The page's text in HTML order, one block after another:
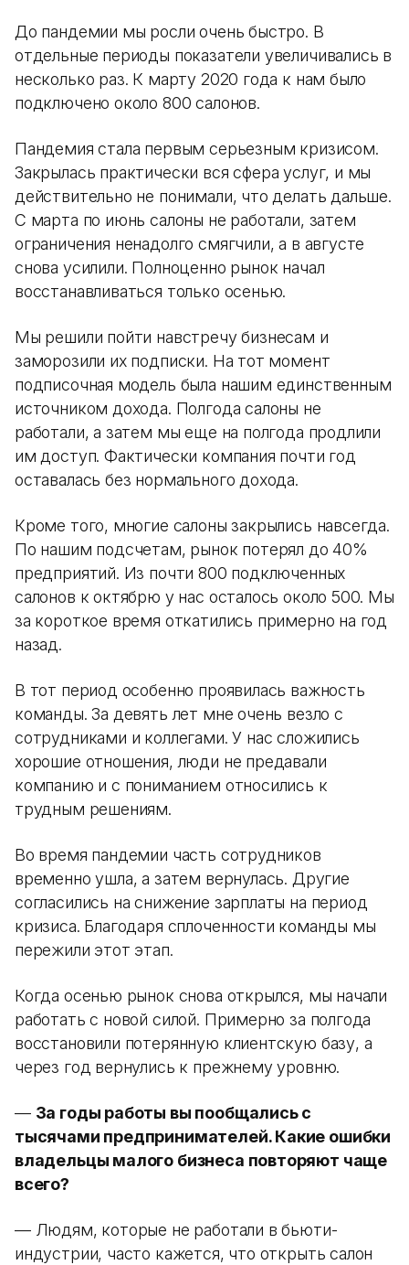
До пандемии мы росли очень быстро. В
отдельные периоды показатели увеличивались в
несколько раз. К марту 2020 года к нам было
подключено около 800 салонов.
Пандемия стала первым серьезным кризисом.
Закрылась практически вся сфера услуг, и мы
действительно не понимали, что делать дальше.
С марта по июнь салоны не работали, затем
ограничения ненадолго смягчили, а в августе
снова усилили. Полноценно рынок начал
восстанавливаться только осенью.
Мы решили пойти навстречу бизнесам и
заморозили их подписки. На тот момент
подписочная модель была нашим единственным
источником дохода. Полгода салоны не
работали, а затем мы еще на полгода продлили
им доступ. Фактически компания почти год
оставалась без нормального дохода.
Кроме того, многие салоны закрылись навсегда.
По нашим подсчетам, рынок потерял до 40%
предприятий. Из почти 800 подключенных
салонов к октябрю у нас осталось около 500. Мы
за короткое время откатились примерно на год
назад.
В тот период особенно проявилась важность
команды. За девять лет мне очень везло с
сотрудниками и коллегами. У нас сложились
хорошие отношения, люди не предавали
компанию и с пониманием относились к
трудным решениям.
Во время пандемии часть сотрудников
временно ушла, а затем вернулась. Другие
согласились на снижение зарплаты на период
кризиса. Благодаря сплоченности команды мы
пережили этот этап.
Когда осенью рынок снова открылся, мы начали
работать с новой силой. Примерно за полгода
восстановили потерянную клиентскую базу, а
через год вернулись к прежнему уровню.
— За годы работы вы пообщались с
тысячами предпринимателей. Какие ошибки
владельцы малого бизнеса повторяют чаще
всего?
— Людям, которые не работали в бьюти-
индустрии, часто кажется, что открыть салон